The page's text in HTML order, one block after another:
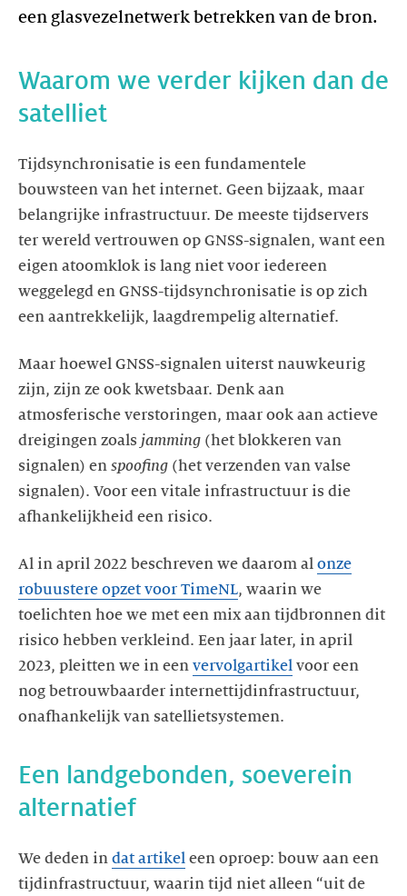
een glasvezelnetwerk betrekken van de bron.
Waarom we verder kijken dan de
satelliet
Tijdsynchronisatie is een fundamentele
bouwsteen van het internet. Geen bijzaak, maar
belangrijke infrastructuur. De meeste tijdservers
ter wereld vertrouwen op GNSS-signalen, want een
eigen atoomklok is lang niet voor iedereen
weggelegd en GNSS-tijdsynchronisatie is op zich
een aantrekkelijk, laagdrempelig alternatief.
Maar hoewel GNSS-signalen uiterst nauwkeurig
zijn, zijn ze ook kwetsbaar. Denk aan
atmosferische verstoringen, maar ook aan actieve
dreigingen zoals jamming (het blokkeren van
signalen) en spoofing (het verzenden van valse
signalen). Voor een vitale infrastructuur is die
afhankelijkheid een risico.
Al in april 2022 beschreven we daarom al onze
robuustere opzet voor TimeNL, waarin we
toelichten hoe we met een mix aan tijdbronnen dit
risico hebben verkleind. Een jaar later, in april
2023, pleitten we in een vervolgartikel voor een
nog betrouwbaarder internettijdinfrastructuur,
onafhankelijk van satellietsystemen.
Een landgebonden, soeverein
alternatief
We deden in dat artikel een oproep: bouw aan een
tijdinfrastructuur, waarin tijd niet alleen “uit de